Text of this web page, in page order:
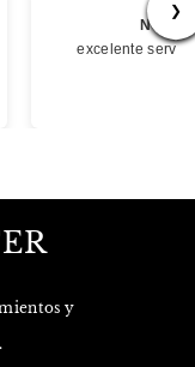
❯
excelente
y